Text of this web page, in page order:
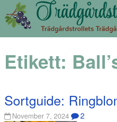
Etikett:
Sortguide:
November 7, 2024 2